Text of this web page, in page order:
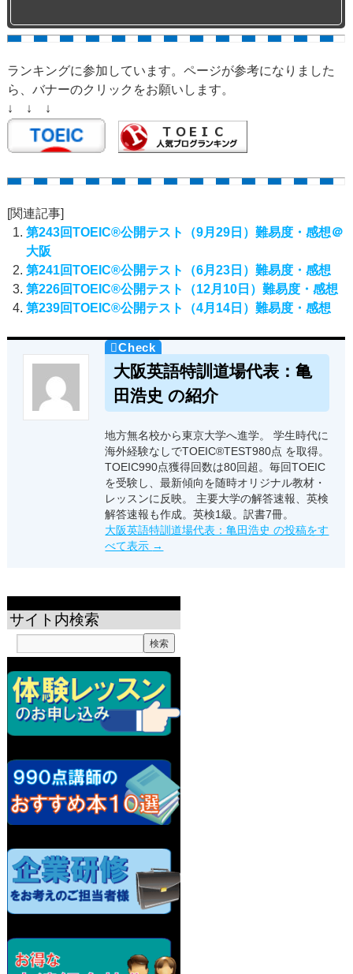
ランキングに参加しています。ページが参考になりました
ら、バナーのクリックをお願いします。
↓ ↓ ↓
[関連記事]
第243回TOEIC®公開テスト（9月29日）難易度・感想＠
大阪
第241回TOEIC®公開テスト（6月23日）難易度・感想
第226回TOEIC®公開テスト（12月10日）難易度・感想
第239回TOEIC®公開テスト（4月14日）難易度・感想
大阪英語特訓道場代表：亀
田浩史 の紹介
地方無名校から東京大学へ進学。 学生時代に
海外経験なしでTOEIC®TEST980点 を取得。
TOEIC990点獲得回数は80回超。毎回TOEIC
を受験し、最新傾向を随時オリジナル教材・
レッスンに反映。 主要大学の解答速報、英検
解答速報も作成。英検1級。訳書7冊。
大阪英語特訓道場代表：亀田浩史 の投稿をす
べて表示 →
サイト内検索